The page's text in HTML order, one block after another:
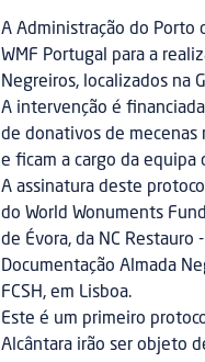
A Administração do Porto
WMF Portugal para a
Negreiros, localizados na
A intervenção é
de donativos de mecenas
e ficam a cargo da equipa
A assinatura deste
do World Wonuments
de Évora, da NC Restauro
Documentação Almada
FCSH, em Lisboa.
Este é um primeiro
Alcântara irão ser objeto